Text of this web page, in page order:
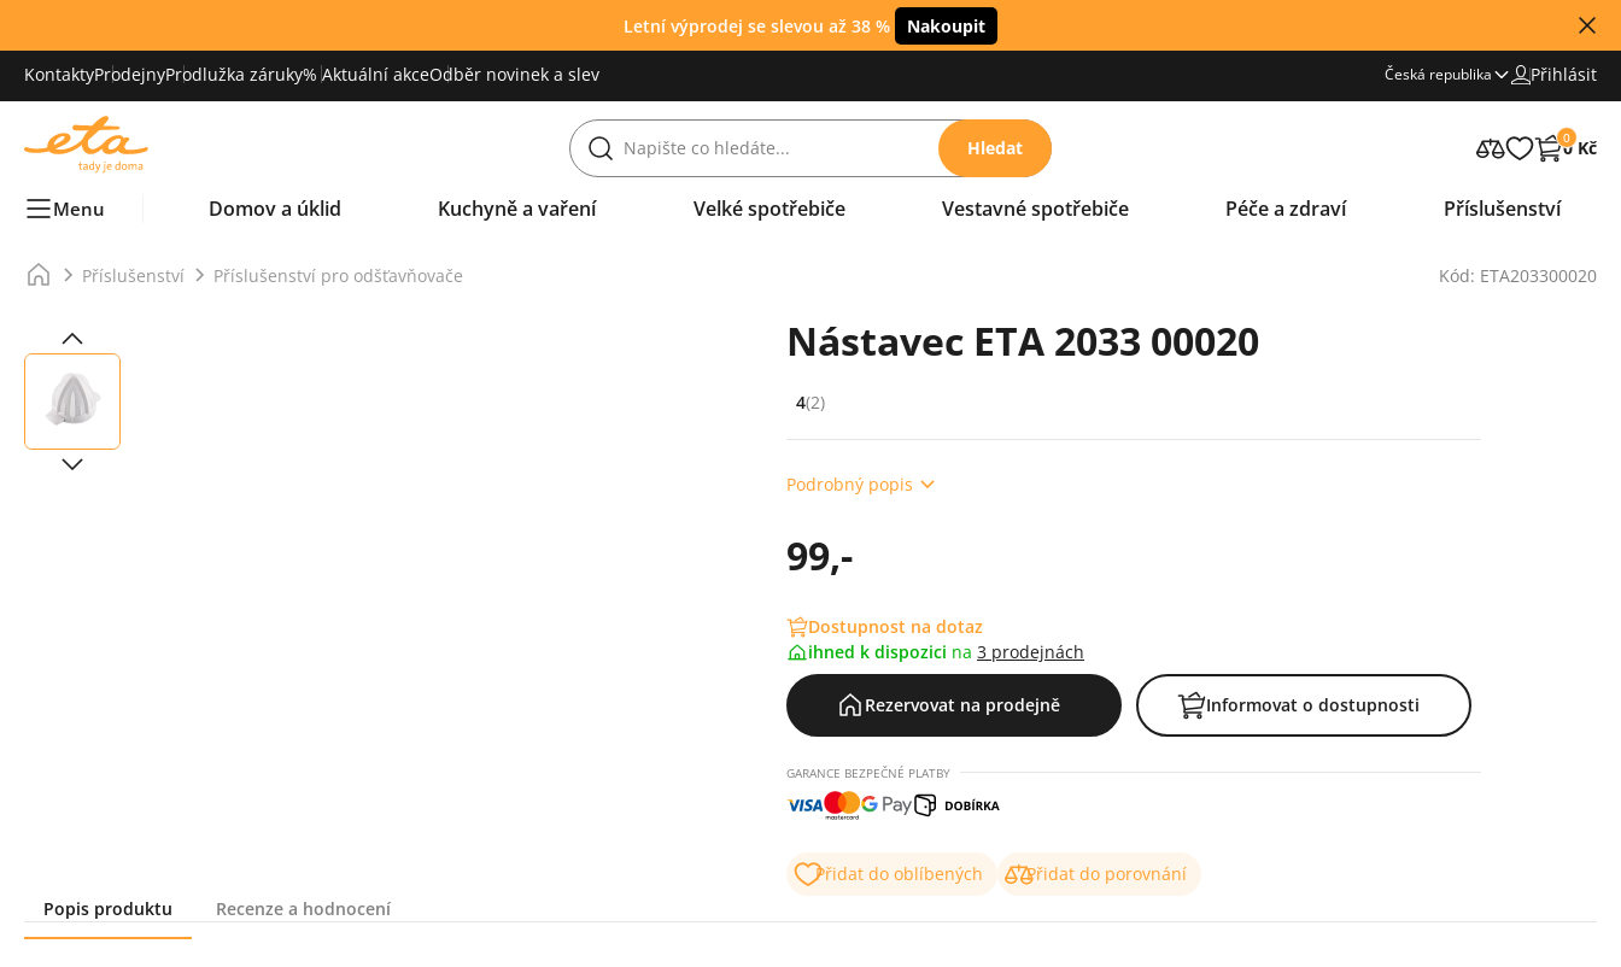
Letní výprodej se slevou až 38 % Nakoupit
KontaktyProdejnyProdlužka záruky% Aktuální akceOdběr novinek a slev Česká republika Přihlásit
Hledat 0
0 Kč
Menu Domov a úklid Kuchyně a vaření Velké spotřebiče Vestavné spotřebiče Péče a zdraví Příslušenství
Příslušenství Příslušenství pro odšťavňovače Kód: ETA203300020
Nástavec ETA 2033 00020
Hodnocení: 4 z 5 (2 recenzí)
4(2)
Podrobný popis
99,-
Dostupnost na dotaz
ihned k dispozici na 3 prodejnách
Rezervovat na prodejně Informovat o dostupnosti
GARANCE BEZPEČNÉ PLATBY
Přidat do oblíbených
Přidat do porovnání
Popis produktu
Recenze a hodnocení